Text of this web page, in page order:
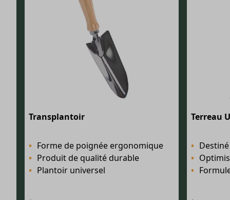
Transplantoir
Forme de poignée ergonomique
Produit de qualité durable
Plantoir universel
Terreau
Destiné à